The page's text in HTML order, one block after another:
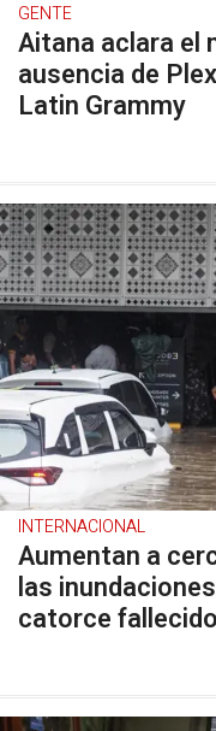
GENTE
Aitana aclara el
ausencia de
Latin Grammy
INTERNACIONAL
Aumentan a
las
catorce